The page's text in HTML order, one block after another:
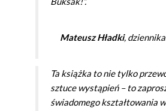
Mateusz Hładki,
Ta książka to nie tylko
sztuce wystąpień – to
świadomego kształtowania